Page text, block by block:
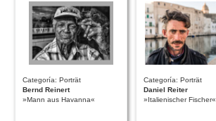
Categoría: Porträt
Bernd Reinert
»Mann aus Havanna«
Categoría: Porträt
Daniel Reiter
»Italienischer Fischer«